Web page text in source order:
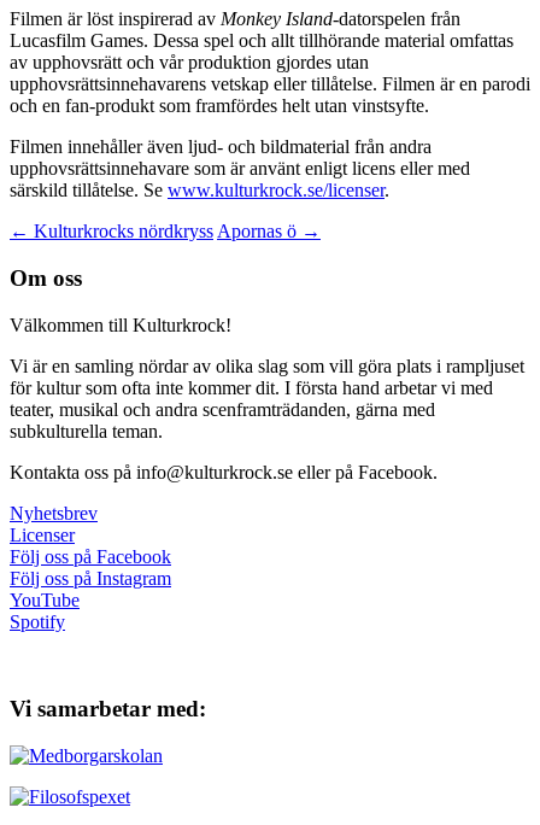
Filmen är löst inspirerad av Monkey Island-datorspelen från
Lucasfilm Games. Dessa spel och allt tillhörande material omfattas
av upphovsrätt och vår produktion gjordes utan
upphovsrättsinnehavarens vetskap eller tillåtelse. Filmen är en parodi
och en fan-produkt som framfördes helt utan vinstsyfte.
Filmen innehåller även ljud- och bildmaterial från andra
upphovsrättsinnehavare som är använt enligt licens eller med
särskild tillåtelse. Se www.kulturkrock.se/licenser.
Inläggsnavigering
← Kulturkrocks nördkryss Apornas ö →
Om oss
Välkommen till Kulturkrock!
Vi är en samling nördar av olika slag som vill göra plats i rampljuset
för kultur som ofta inte kommer dit. I första hand arbetar vi med
teater, musikal och andra scenframträdanden, gärna med
subkulturella teman.
Kontakta oss på info@kulturkrock.se eller på Facebook.
Nyhetsbrev
Licenser
Följ oss på Facebook
Följ oss på Instagram
YouTube
Spotify
Vi samarbetar med: